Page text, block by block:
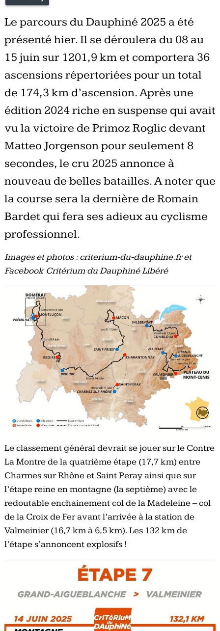
Le parcours du Dauphiné 2025 a été
présenté hier. Il se déroulera du 08 au
15 juin sur 1201,9 km et comportera 36
ascensions répertoriées pour un total
de 174,3 km d’ascension. Après une
édition 2024 riche en suspense qui avait
vu la victoire de Primoz Roglic devant
Matteo Jorgenson pour seulement 8
secondes, le cru 2025 annonce à
nouveau de belles batailles. A noter que
la course sera la dernière de Romain
Bardet qui fera ses adieux au cyclisme
professionnel.
Images et photos : criterium-du-dauphine.fr et
Facebook Critérium du Dauphiné Libéré
Le classement général devrait se jouer sur le Contre
La Montre de la quatrième étape (17,7 km) entre
Charmes sur Rhône et Saint Peray ainsi que sur
l’étape reine en montagne (la septième) avec le
redoutable enchainement col de la Madeleine – col
de la Croix de Fer avant l’arrivée à la station de
Valmeinier (16,7 km à 6,5 km). Les 132 km de
l’étape s’annoncent explosifs !